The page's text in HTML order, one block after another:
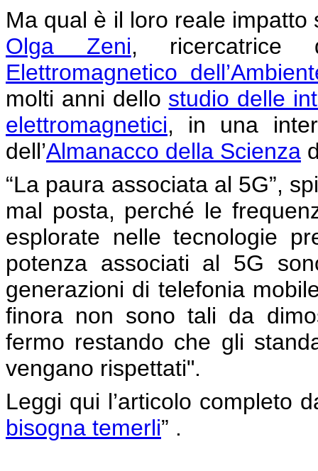
Ma qual è il loro reale impatto
Olga Zeni, ricercatrice
Elettromagnetico
molti anni dello studio delle
elettromagnetici, in una
dell’Almanacco della Scienza
“La paura associata al 5G”,
mal posta, perché le
esplorate nelle tecnologie
potenza associati al 5G
generazioni di telefonia
finora non sono tali da
fermo restando che gli
vengano rispettati".
Leggi qui l’articolo completo
bisogna temerli” .